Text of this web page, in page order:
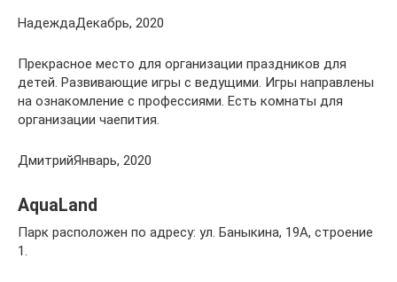
НадеждаДекабрь, 2020
Прекрасное место для организации праздников для
детей. Развивающие игры с ведущими. Игры направлены
на ознакомление с профессиями. Есть комнаты для
организации чаепития.
ДмитрийЯнварь, 2020
AquaLand
Парк расположен по адресу: ул. Баныкина, 19А, строение
1.